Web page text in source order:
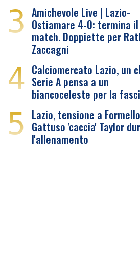
3 Amichevole Live | Lazio-
Ostiamare 4-0: termina il
match. Doppiette per
Zaccagni
4 Calciomercato Lazio, un
Serie A pensa a un
biancoceleste per la
5 Lazio, tensione a
Gattuso 'caccia' Taylor
l'allenamento